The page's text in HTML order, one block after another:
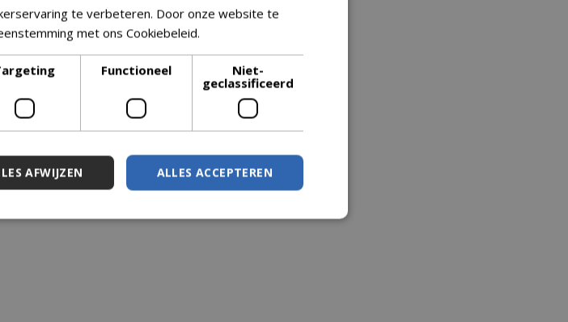
te verbeteren. Door onze website te
met ons Cookiebeleid.
Functioneel
Niet-
geclassificeerd
ALLES ACCEPTEREN
AFWIJZEN